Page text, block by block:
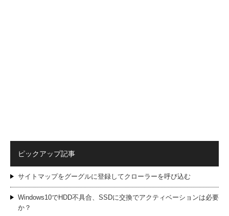
ピックアップ記事
サイトマップをグーグルに登録してクローラーを呼び込む
Windows10でHDD不具合、SSDに交換でアクティベーションは必要
か？